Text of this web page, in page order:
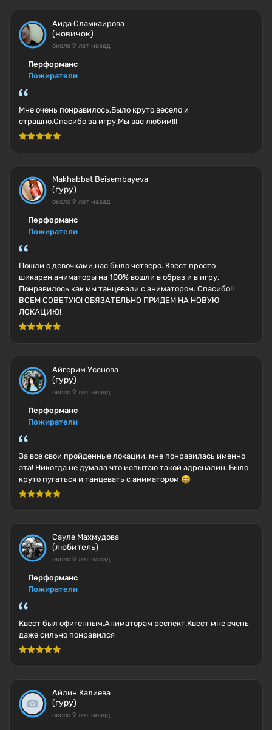
Аида Сламкаирова
(новичок)
около 9 лет назад
Перформанс
Пожиратели
Мне очень понравилось.Было круто,весело и
страшно.Спасибо за игру.Мы вас любим!!!
Makhabbat Beisembayeva
(гуру)
около 9 лет назад
Перформанс
Пожиратели
Пошли с девочками,нас было четверо. Квест просто
шикарен,аниматоры на 100% вошли в образ и в игру.
Понравилось как мы танцевали с аниматором. Спасибо!!
ВСЕМ СОВЕТУЮ! ОБЯЗАТЕЛЬНО ПРИДЕМ НА НОВУЮ
ЛОКАЦИЮ!
Айгерим Усенова
(гуру)
около 9 лет назад
Перформанс
Пожиратели
За все свои пройденные локации, мне понравилась именно
эта! Никогда не думала что испытаю такой адреналин. Было
круто пугаться и танцевать с аниматором 😆
Сауле Махмудова
(любитель)
около 9 лет назад
Перформанс
Пожиратели
Квест был офигенным.Аниматорам респект.Квест мне очень
даже сильно понравился
Айлин Калиева
(гуру)
около 9 лет назад